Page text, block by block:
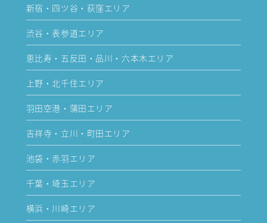
新宿・四ツ谷・荻窪エリア
渋谷・表参道エリア
恵比寿・五反田・品川・六本木エリア
上野・北千住エリア
羽田空港・蒲田エリア
吉祥寺・立川・町田エリア
池袋・赤羽エリア
千葉・埼玉エリア
横浜・川崎エリア